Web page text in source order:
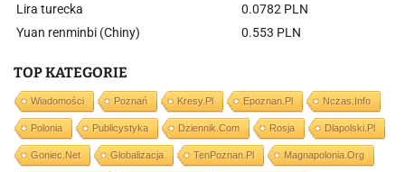
Lira turecka
0.0782 PLN
Yuan renminbi (Chiny)
0.553 PLN
TOP KATEGORIE
Wiadomości Poznań Kresy.pl Epoznan.pl Nczas.info
Polonia Publicystyka Dziennik.com Rosja Dlapolski.pl
Goniec.net Globalizacja TenPoznan.pl Magnapolonia.org